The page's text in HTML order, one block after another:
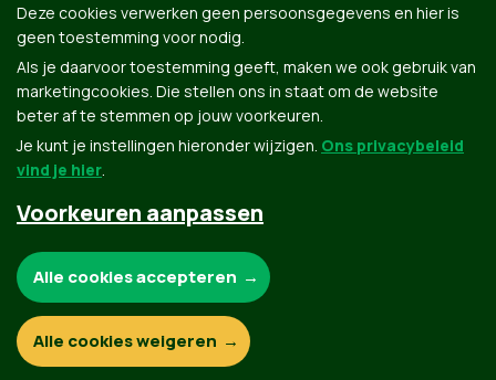
Groen.be
© Copyright Groen 2026 | Gemaakt met NationBuilder
Contact Privacybeleid
Deze cookies verwerken geen persoonsgegevens en hier is
geen toestemming voor nodig.
Als je daarvoor toestemming geeft, maken we ook gebruik van
marketingcookies. Die stellen ons in staat om de website
beter af te stemmen op jouw voorkeuren.
Je kunt je instellingen hieronder wijzigen. Ons privacybeleid
vind je hier.
Voorkeuren aanpassen
Functionele en analytische cookies:
Alle cookies accepteren
Alle cookies weigeren